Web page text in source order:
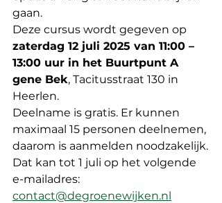
gaan.
Deze cursus wordt gegeven op
zaterdag 12 juli 2025 van 11:00 –
13:00 uur in het Buurtpunt A
gene Bek, Tacitusstraat 130 in
Heerlen.
Deelname is gratis. Er kunnen
maximaal 15 personen deelnemen,
daarom is aanmelden noodzakelijk.
Dat kan tot 1 juli op het volgende
e-mailadres:
contact@degroenewijken.nl